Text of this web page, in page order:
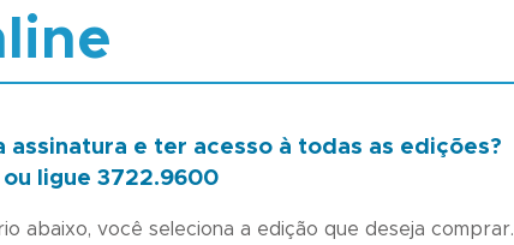
assinatura e ter acesso à todas as edições?
ligue 3722.9600
abaixo, você seleciona a edição que deseja comprar.